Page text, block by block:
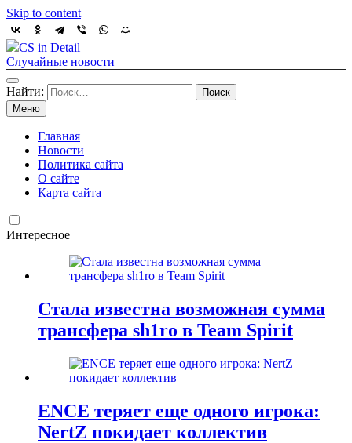
Skip to content
CS in Detail
Случайные новости
Найти:
Меню
Главная
Новости
Политика сайта
О сайте
Карта сайта
Интересное
Стала известна возможная сумма
трансфера sh1ro в Team Spirit
ENCE теряет еще одного игрока:
NertZ покидает коллектив